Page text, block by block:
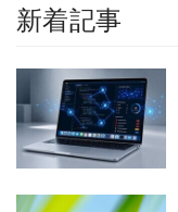
新着記事